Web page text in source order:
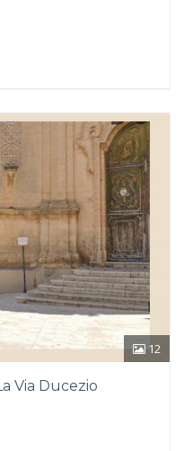
12
Via Ducezio